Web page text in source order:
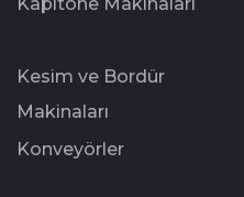
Kesim ve Bordür
Makinaları
Konveyörler